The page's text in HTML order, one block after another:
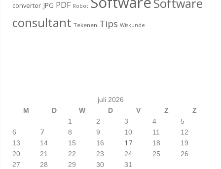
converter JPG PDF Robot
Software
consultant Tekenen Tips Wiskunde
juli 2026
M
D W D V Z
Z
1
2 3 4
5
6
7 8 9 10 11
12
13
14 15 16 17 18
19
20
21 22 23 24 25
26
27
28 29 30 31